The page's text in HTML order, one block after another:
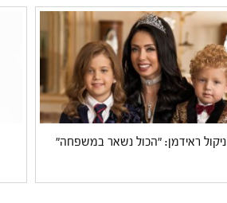
ניקול ראידמן: "הכול נשאר במשפחה"